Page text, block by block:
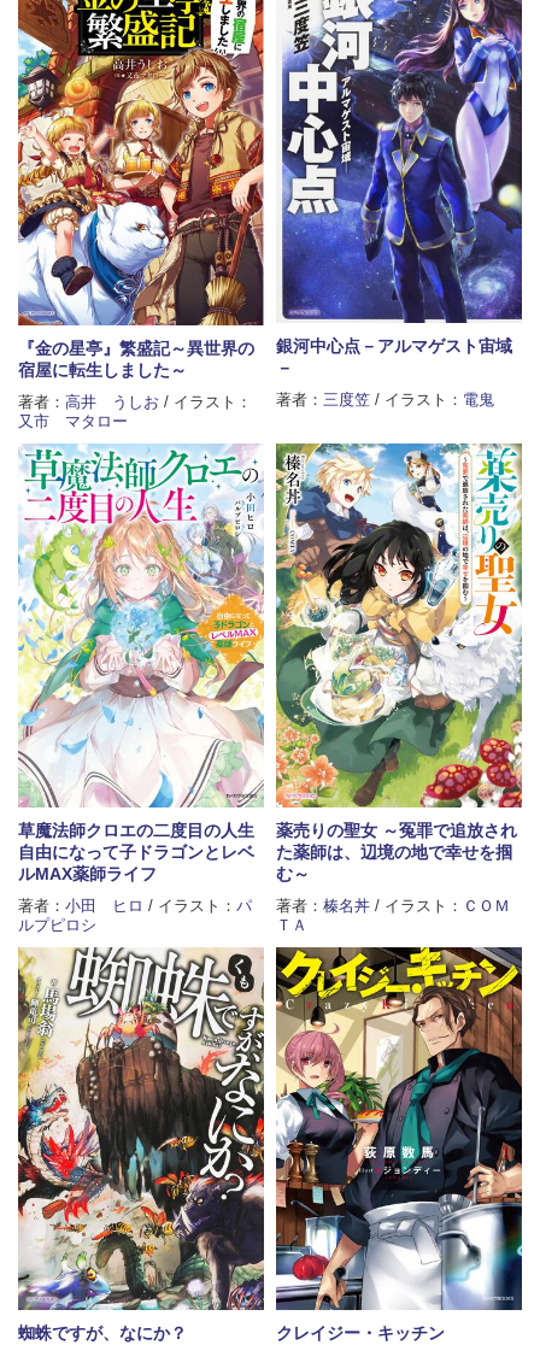
『金の星亭』繁盛記～異世界の
宿屋に転生しました～
著者： 高井 うしお / イラスト：
又市 マタロー
銀河中心点－アルマゲスト宙域
－
著者： 三度笠 / イラスト： 電鬼
草魔法師クロエの二度目の人生
自由になって子ドラゴンとレベ
ルMAX薬師ライフ
著者： 小田 ヒロ / イラスト： パ
ルプピロシ
薬売りの聖女 ～冤罪で追放され
た薬師は、辺境の地で幸せを掴
む～
著者： 榛名丼 / イラスト： ＣＯＭ
ＴＡ
蜘蛛ですが、なにか？ クレイジー・キッチン